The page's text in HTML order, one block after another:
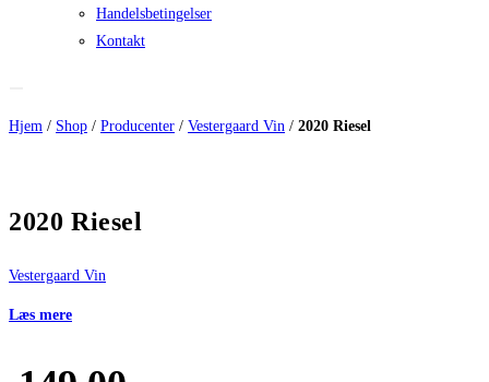
Handelsbetingelser
Kontakt
Hjem / Shop / Producenter / Vestergaard Vin / 2020 Riesel
2020 Riesel
Vestergaard Vin
Læs mere